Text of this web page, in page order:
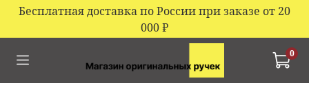
Бесплатная доставка по России при заказе от 20
000₽
0